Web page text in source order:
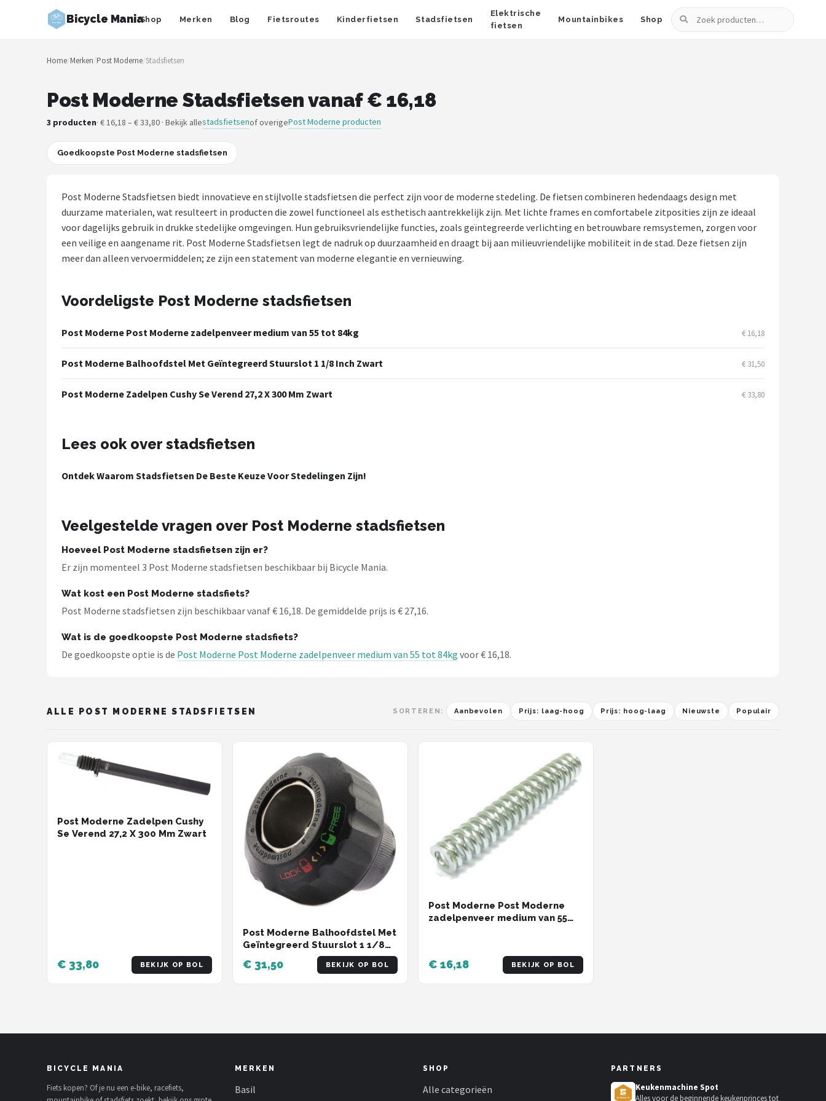
Bicycle ManiaShop Merken Blog Fietsroutes Kinderfietsen Stadsfietsen
Elektrische
fietsen
Mountainbikes Shop
Zoeken
Zoeken
NAVIGATIE
Merken
Kinderfietsen
Mountainbikes
POPULAIRE MERKEN
BBB Cycling
Schwalbe
Shimano
Home/Merken/Post Moderne/Stadsfietsen
Post Moderne Stadsfietsen vanaf € 16,18
3 producten· € 16,18 – € 33,80 · Bekijk allestadsfietsenof overigePost Moderne producten
Goedkoopste Post Moderne stadsfietsen
Post Moderne Stadsfietsen biedt innovatieve en stijlvolle stadsfietsen die perfect zijn voor de moderne stedeling. De fietsen combineren hedendaags design met
duurzame materialen, wat resulteert in producten die zowel functioneel als esthetisch aantrekkelijk zijn. Met lichte frames en comfortabele zitposities zijn ze ideaal
voor dagelijks gebruik in drukke stedelijke omgevingen. Hun gebruiksvriendelijke functies, zoals geïntegreerde verlichting en betrouwbare remsystemen, zorgen voor
een veilige en aangename rit. Post Moderne Stadsfietsen legt de nadruk op duurzaamheid en draagt bij aan milieuvriendelijke mobiliteit in de stad. Deze fietsen zijn
meer dan alleen vervoermiddelen; ze zijn een statement van moderne elegantie en vernieuwing.
Voordeligste Post Moderne stadsfietsen
Post Moderne Post Moderne zadelpenveer medium van 55 tot 84kg € 16,18
Post Moderne Balhoofdstel Met Geïntegreerd Stuurslot 1 1/8 Inch Zwart € 31,50
Post Moderne Zadelpen Cushy Se Verend 27,2 X 300 Mm Zwart € 33,80
Lees ook over stadsfietsen
Ontdek Waarom Stadsfietsen De Beste Keuze Voor Stedelingen Zijn!
Veelgestelde vragen over Post Moderne stadsfietsen
Hoeveel Post Moderne stadsfietsen zijn er?
Er zijn momenteel 3 Post Moderne stadsfietsen beschikbaar bij Bicycle Mania.
Wat kost een Post Moderne stadsfiets?
Post Moderne stadsfietsen zijn beschikbaar vanaf € 16,18. De gemiddelde prijs is € 27,16.
Wat is de goedkoopste Post Moderne stadsfiets?
De goedkoopste optie is de Post Moderne Post Moderne zadelpenveer medium van 55 tot 84kg voor € 16,18.
ALLE POST MODERNE STADSFIETSEN SORTEREN: Aanbevolen Prijs: laag-hoog Prijs: hoog-laag Nieuwste Populair
Post Moderne Zadelpen Cushy
Se Verend 27,2 X 300 Mm Zwart
€ 33,80 BEKIJK OP BOL
Post Moderne Balhoofdstel Met
Geïntegreerd Stuurslot 1 1/8
€ 31,50 BEKIJK OP BOL
Post Moderne Post Moderne
zadelpenveer medium van 55
€ 16,18 BEKIJK OP BOL
BICYCLE MANIA
Fiets kopen? Of je nu een e-bike, racefiets,
MERKEN
Basil
SHOP
Alle categorieën
PARTNERS
Keukenmachine Spot
Alles voor de beginnende keukenprinces tot